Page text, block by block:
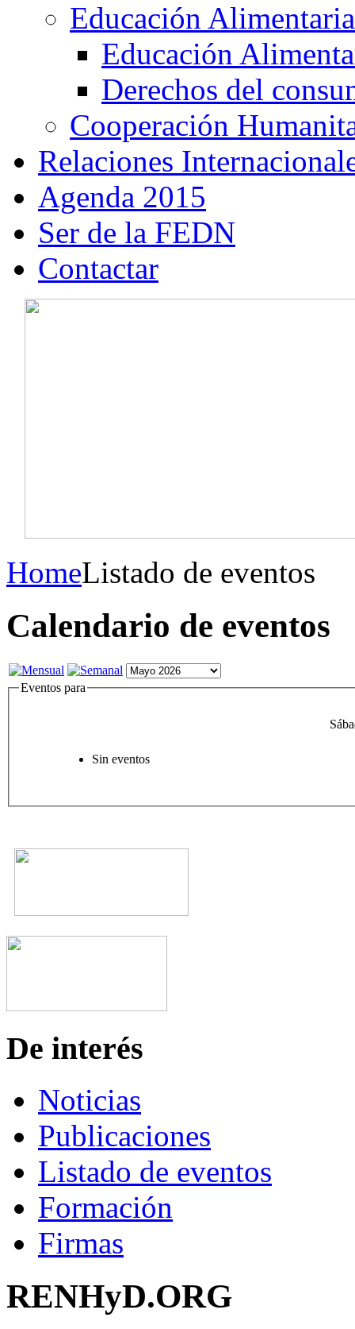
Educación Alimentaria
Educación
Derechos del
Cooperación
Relaciones
Agenda 2015
Ser de la FEDN
Contactar
HomeListado de eventos
Calendario de eventos
Eventos para
Sin eventos
De interés
Noticias
Publicaciones
Listado de eventos
Formación
Firmas
RENHyD.ORG